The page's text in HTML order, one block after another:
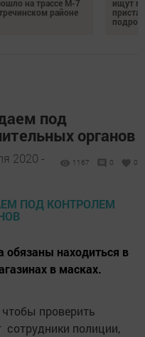
на трассе М-7
районе
ищут
под
органов
2020 -
1167 0 0
обязаны находиться в
в масках.
проверить
сотрудники полиции,